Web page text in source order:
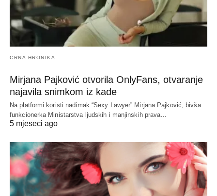
CRNA HRONIKA
Mirjana Pajković otvorila OnlyFans, otvaranje
najavila snimkom iz kade
Na platformi koristi nadimak “Sexy Lawyer” Mirjana Pajković, bivša
funkcionerka Ministarstva ljudskih i manjinskih prava…
5 mjeseci ago